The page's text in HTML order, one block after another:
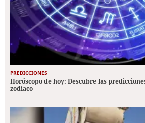
PREDICCIONES
Horóscopo de hoy: Descubre las
zodiaco